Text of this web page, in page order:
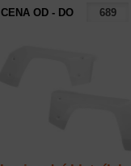
CENA OD - DO